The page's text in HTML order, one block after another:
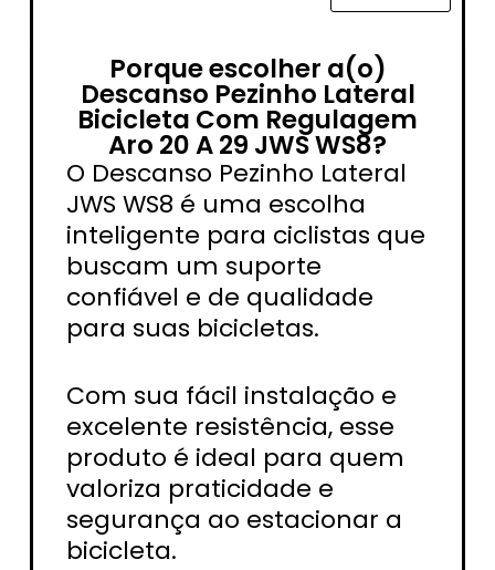
Porque escolher a(o)
Descanso Pezinho Lateral
Bicicleta Com Regulagem
Aro 20 A 29 JWS WS8?
O Descanso Pezinho Lateral
JWS WS8 é uma escolha
inteligente para ciclistas que
buscam um suporte
confiável e de qualidade
para suas bicicletas.
Com sua fácil instalação e
excelente resistência, esse
produto é ideal para quem
valoriza praticidade e
segurança ao estacionar a
bicicleta.